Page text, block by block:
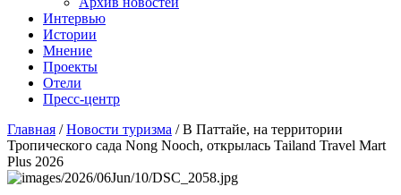
Интервью
Истории
Мнение
Проекты
Отели
Пресс-центр
Главная /Новости туризма /В Паттайе, на территории
Тропического сада Nong Nooch, открылась Tailand Travel Mart
Plus 2026